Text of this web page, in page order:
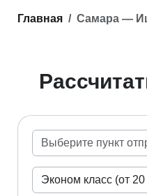
Главная Самара —